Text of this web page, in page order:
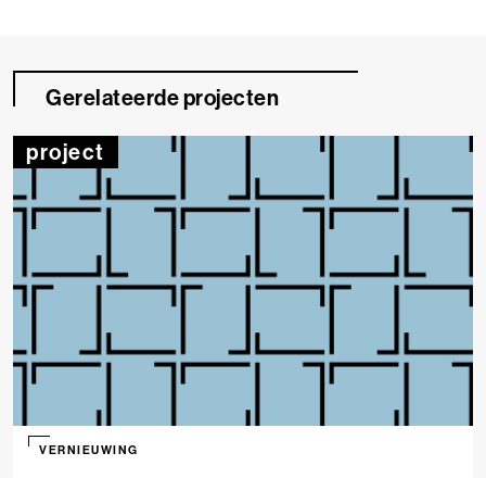
Gerelateerde projecten
project
VERNIEUWING